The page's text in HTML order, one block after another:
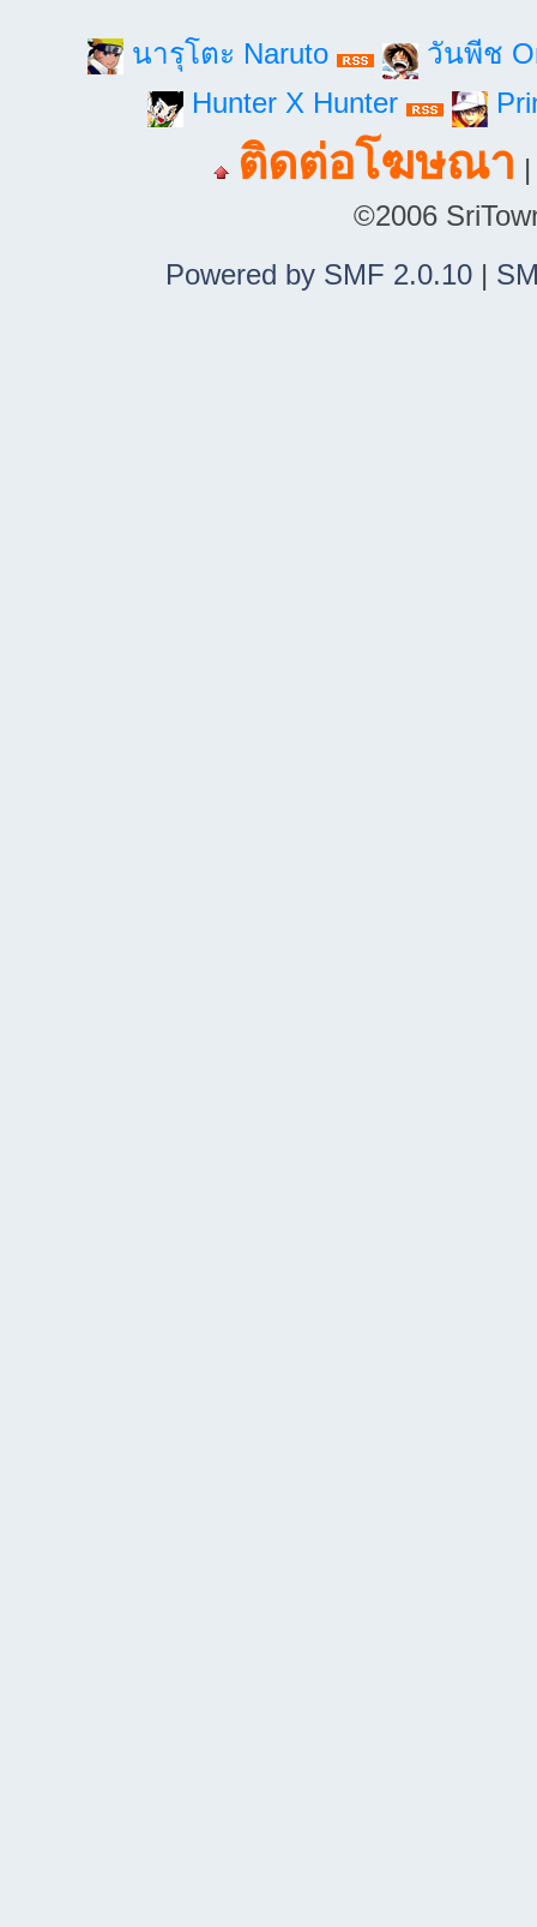
นารุโตะ Naruto
วันพีช
Hunter X Hunter
ติดต่อโฆษณา
©2006
Powered by SMF 2.0.10|